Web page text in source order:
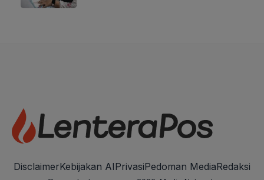
DisclaimerKebijakan AIPrivasiPedoman MediaRedaksi